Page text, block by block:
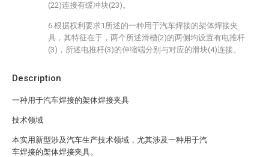
Description
一种用于汽车焊接的架体焊接夹具
技术领域
本实用新型涉及汽车生产技术领域，尤其涉及一种用于汽
车焊接的架体焊接夹具。
(22)连接有缓冲块(23)。
6.根据权利要求1所述的一种用于汽车焊接的架体焊接夹
具，其特征在于，两个所述滑槽(2)的两侧均设置有电推杆
(3)，所述电推杆(3)的伸缩端分别与对应的滑块(4)连接。